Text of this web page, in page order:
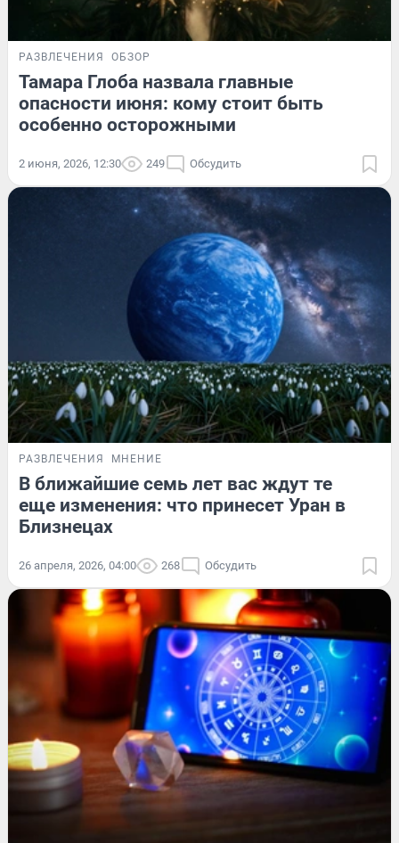
РАЗВЛЕЧЕНИЯ ОБЗОР
Тамара Глоба назвала главные
опасности июня: кому стоит быть
особенно осторожными
2 июня, 2026, 12:30 249 Обсудить
РАЗВЛЕЧЕНИЯ МНЕНИЕ
В ближайшие семь лет вас ждут те
еще изменения: что принесет Уран в
Близнецах
26 апреля, 2026, 04:00 268 Обсудить